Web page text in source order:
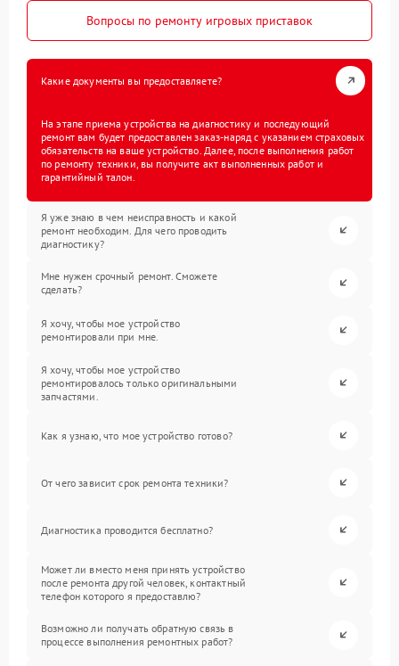
Вопросы по ремонту игровых приставок
Какие документы вы предоставляете?
На этапе приема устройства на диагностику и последующий
ремонт вам будет предоставлен заказ-наряд с указанием страховых
обязательств на ваше устройство. Далее, после выполнения работ
по ремонту техники, вы получите акт выполненных работ и
гарантийный талон.
Я уже знаю в чем неисправность и какой
ремонт необходим. Для чего проводить
диагностику?
Мне нужен срочный ремонт. Сможете
сделать?
Я хочу, чтобы мое устройство
ремонтировали при мне.
Я хочу, чтобы мое устройство
ремонтировалось только оригинальными
запчастями.
Как я узнаю, что мое устройство готово?
От чего зависит срок ремонта техники?
Диагностика проводится бесплатно?
Может ли вместо меня принять устройство
после ремонта другой человек, контактный
телефон которого я предоставлю?
Возможно ли получать обратную связь в
процессе выполнения ремонтных работ?